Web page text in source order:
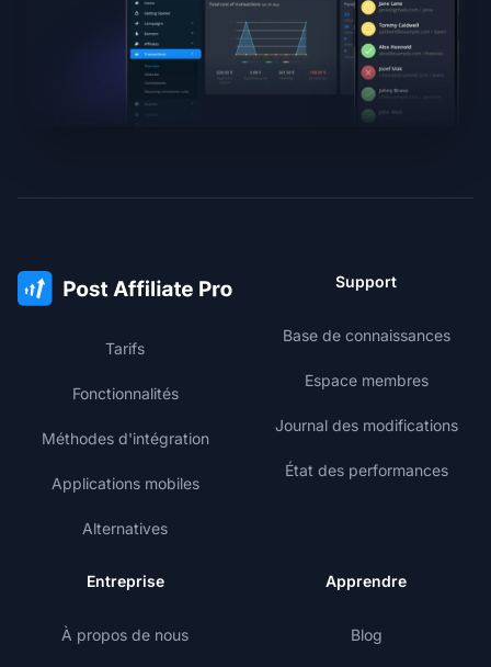
Tarifs
Fonctionnalités
Méthodes d'intégration
Applications mobiles
Alternatives
Support
Base de connaissances
Espace membres
Journal des modifications
État des performances
Entreprise
À propos de nous
Apprendre
Blog